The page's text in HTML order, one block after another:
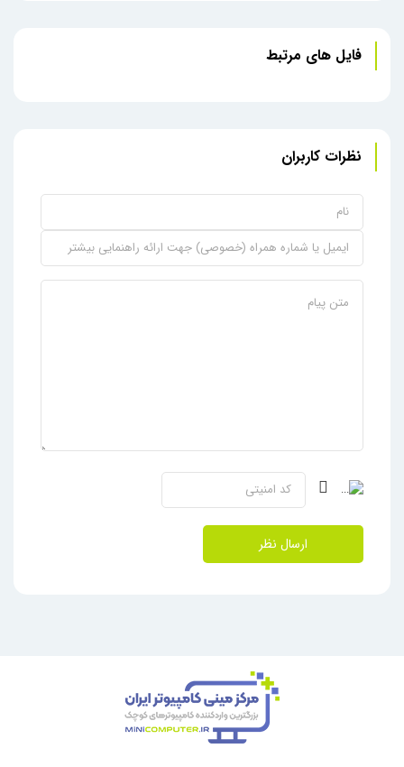
فایل های مرتبط
نظرات کاربران
ارسال نظر